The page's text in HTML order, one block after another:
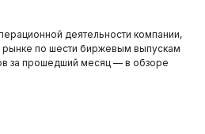
деятельности компании,
рынке по шести биржевым выпускам
за прошедший месяц — в обзоре